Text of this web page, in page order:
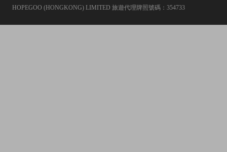
HOPEGOO (HONGKONG) LIMITED 旅遊代理牌照號碼：354733